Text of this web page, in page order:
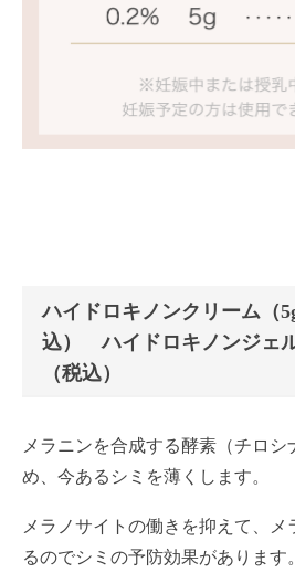
ハイドロキノンクリーム（
込） ハイドロキノンジェ
（税込）
メラニンを合成する酵素（チロシ
め、今あるシミを薄くします。
メラノサイトの働きを抑えて、
るのでシミの予防効果があります。